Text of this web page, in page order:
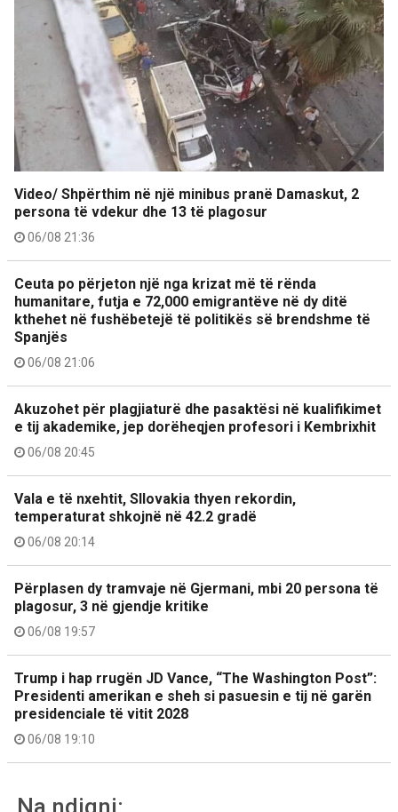
Video/ Shpërthim në një minibus pranë Damaskut, 2
persona të vdekur dhe 13 të plagosur
06/08 21:36
Ceuta po përjeton një nga krizat më të rënda
humanitare, futja e 72,000 emigrantëve në dy ditë
kthehet në fushëbetejë të politikës së brendshme të
Spanjës
06/08 21:06
Akuzohet për plagjiaturë dhe pasaktësi në kualifikimet
e tij akademike, jep dorëheqjen profesori i Kembrixhit
06/08 20:45
Vala e të nxehtit, Sllovakia thyen rekordin,
temperaturat shkojnë në 42.2 gradë
06/08 20:14
Përplasen dy tramvaje në Gjermani, mbi 20 persona të
plagosur, 3 në gjendje kritike
06/08 19:57
Trump i hap rrugën JD Vance, “The Washington Post”:
Presidenti amerikan e sheh si pasuesin e tij në garën
presidenciale të vitit 2028
06/08 19:10
Na ndiqni: